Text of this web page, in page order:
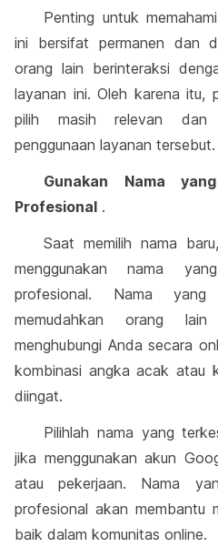
Penting untuk
ini bersifat permanen dan
orang lain berinteraksi
layanan ini. Oleh karena itu,
pilih masih relevan dan
penggunaan layanan tersebut.
Gunakan Nama
Profesional .
Saat memilih nama
menggunakan nama
profesional. Nama
memudahkan orang
menghubungi Anda secara
kombinasi angka acak atau
diingat.
Pilihlah nama yang
jika menggunakan akun
atau pekerjaan. Nama
profesional akan membantu
baik dalam komunitas online.